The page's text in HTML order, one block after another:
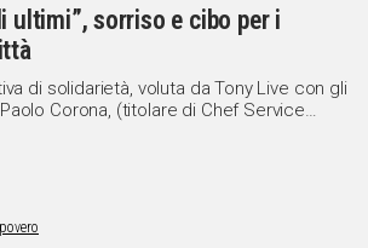
ultimi”, sorriso e cibo per i
di solidarietà, voluta da Tony Live con gli
Corona, (titolare di Chef Service